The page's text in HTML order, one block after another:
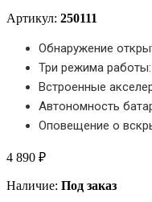
Артикул: 250111
Обнаружение
Три режима
Встроенные
Автономность
Оповещение о
4 890 ₽
Наличие: Под заказ